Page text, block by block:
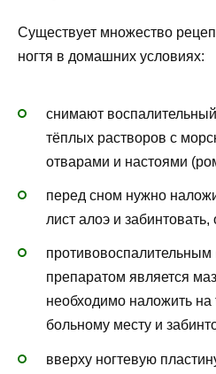
Существует множество
ногтя в домашних условиях:
снимают
тёплых растворов с
отварами и настоями
перед сном нужно
лист алоэ и
препаратом является
необходимо наложить
больному месту и
вверху ногтевую